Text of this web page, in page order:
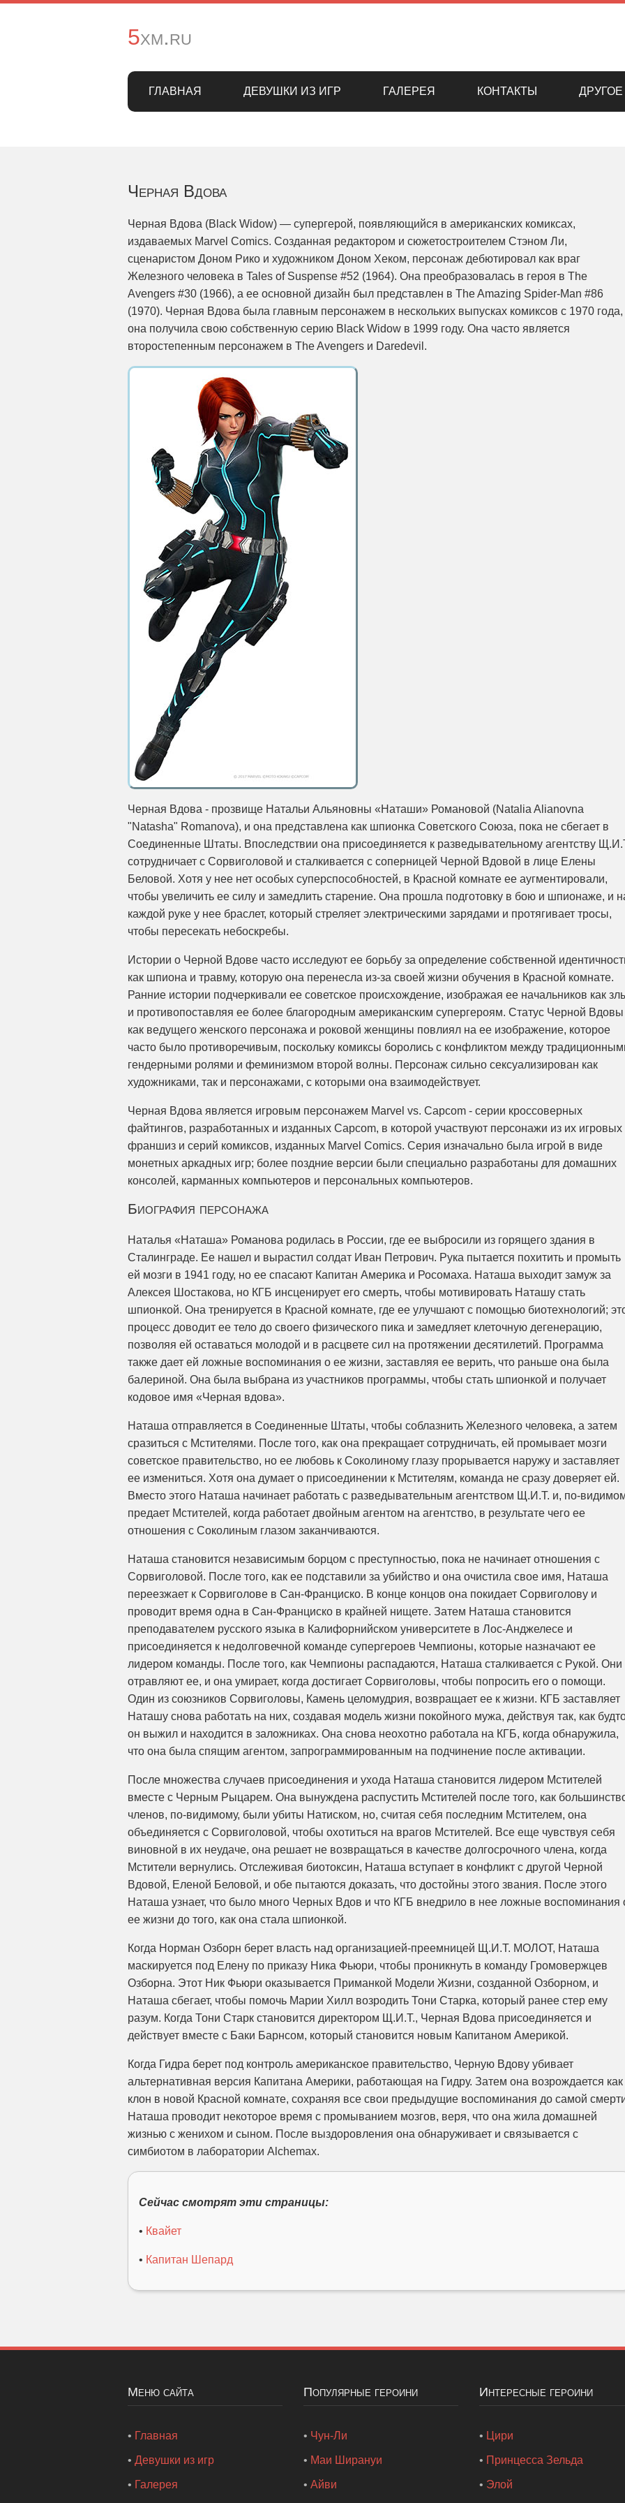
5xm.ru
ГЛАВНАЯ ДЕВУШКИ ИЗ ИГР ГАЛЕРЕЯ КОНТАКТЫ ДРУГОЕ
Черная Вдова
Черная Вдова (Black Widow) — супергерой, появляющийся в американских комиксах,
издаваемых Marvel Comics. Созданная редактором и сюжетостроителем Стэном Ли,
сценаристом Доном Рико и художником Доном Хеком, персонаж дебютировал как враг
Железного человека в Tales of Suspense #52 (1964). Она преобразовалась в героя в The
Avengers #30 (1966), а ее основной дизайн был представлен в The Amazing Spider-Man #86
(1970). Черная Вдова была главным персонажем в нескольких выпусках комиксов с 1970 года,
она получила свою собственную серию Black Widow в 1999 году. Она часто является
второстепенным персонажем в The Avengers и Daredevil.
Черная Вдова - прозвище Натальи Альяновны «Наташи» Романовой (Natalia Alianovna
"Natasha" Romanova), и она представлена ​​как шпионка Советского Союза, пока не сбегает в
Соединенные Штаты. Впоследствии она присоединяется к разведывательному агентству
сотрудничает с Сорвиголовой и сталкивается с соперницей Черной Вдовой в лице Елены
Беловой. Хотя у нее нет особых суперспособностей, в Красной комнате ее аугментировали,
чтобы увеличить ее силу и замедлить старение. Она прошла подготовку в бою и шпионаже, и
каждой руке у нее браслет, который стреляет электрическими зарядами и протягивает тросы,
чтобы пересекать небоскребы.
Истории о Черной Вдове часто исследуют ее борьбу за определение собственной
как шпиона и травму, которую она перенесла из-за своей жизни обучения в Красной комнате.
Ранние истории подчеркивали ее советское происхождение, изображая ее начальников как
и противопоставляя ее более благородным американским супергероям. Статус Черной Вдовы
как ведущего женского персонажа и роковой женщины повлиял на ее изображение, которое
часто было противоречивым, поскольку комиксы боролись с конфликтом между
гендерными ролями и феминизмом второй волны. Персонаж сильно сексуализирован как
художниками, так и персонажами, с которыми она взаимодействует.
Черная Вдова является игровым персонажем Marvel vs. Capcom - серии кроссоверных
файтингов, разработанных и изданных Capcom, в которой участвуют персонажи из их игровых
франшиз и серий комиксов, изданных Marvel Comics. Серия изначально была игрой в виде
монетных аркадных игр; более поздние версии были специально разработаны для домашних
консолей, карманных компьютеров и персональных компьютеров.
Биография персонажа
Наталья «Наташа» Романова родилась в России, где ее выбросили из горящего здания в
Сталинграде. Ее нашел и вырастил солдат Иван Петрович. Рука пытается похитить и промыть
ей мозги в 1941 году, но ее спасают Капитан Америка и Росомаха. Наташа выходит замуж за
Алексея Шостакова, но КГБ инсценирует его смерть, чтобы мотивировать Наташу стать
шпионкой. Она тренируется в Красной комнате, где ее улучшают с помощью биотехнологий;
процесс доводит ее тело до своего физического пика и замедляет клеточную дегенерацию,
позволяя ей оставаться молодой и в расцвете сил на протяжении десятилетий. Программа
также дает ей ложные воспоминания о ее жизни, заставляя ее верить, что раньше она была
балериной. Она была выбрана из участников программы, чтобы стать шпионкой и получает
кодовое имя «Черная вдова».
Наташа отправляется в Соединенные Штаты, чтобы соблазнить Железного человека, а затем
сразиться с Мстителями. После того, как она прекращает сотрудничать, ей промывает мозги
советское правительство, но ее любовь к Соколиному глазу прорывается наружу и заставляет
ее измениться. Хотя она думает о присоединении к Мстителям, команда не сразу доверяет ей.
Вместо этого Наташа начинает работать с разведывательным агентством Щ.И.Т. и, по-
предает Мстителей, когда работает двойным агентом на агентство, в результате чего ее
отношения с Соколиным глазом заканчиваются.
Наташа становится независимым борцом с преступностью, пока не начинает отношения с
Сорвиголовой. После того, как ее подставили за убийство и она очистила свое имя, Наташа
переезжает к Сорвиголове в Сан-Франциско. В конце концов она покидает Сорвиголову и
проводит время одна в Сан-Франциско в крайней нищете. Затем Наташа становится
преподавателем русского языка в Калифорнийском университете в Лос-Анджелесе и
присоединяется к недолговечной команде супергероев Чемпионы, которые назначают ее
лидером команды. После того, как Чемпионы распадаются, Наташа сталкивается с Рукой. Они
отравляют ее, и она умирает, когда достигает Сорвиголовы, чтобы попросить его о помощи.
Один из союзников Сорвиголовы, Камень целомудрия, возвращает ее к жизни. КГБ заставляет
Наташу снова работать на них, создавая модель жизни покойного мужа, действуя так, как
он выжил и находится в заложниках. Она снова неохотно работала на КГБ, когда обнаружила,
что она была спящим агентом, запрограммированным на подчинение после активации.
После множества случаев присоединения и ухода Наташа становится лидером Мстителей
вместе с Черным Рыцарем. Она вынуждена распустить Мстителей после того, как
членов, по-видимому, были убиты Натиском, но, считая себя последним Мстителем, она
объединяется с Сорвиголовой, чтобы охотиться на врагов Мстителей. Все еще чувствуя себя
виновной в их неудаче, она решает не возвращаться в качестве долгосрочного члена, когда
Мстители вернулись. Отслеживая биотоксин, Наташа вступает в конфликт с другой Черной
Вдовой, Еленой Беловой, и обе пытаются доказать, что достойны этого звания. После этого
Наташа узнает, что было много Черных Вдов и что КГБ внедрило в нее ложные воспоминания
ее жизни до того, как она стала шпионкой.
Когда Норман Озборн берет власть над организацией-преемницей Щ.И.Т. МОЛОТ, Наташа
маскируется под Елену по приказу Ника Фьюри, чтобы проникнуть в команду Громовержцев
Озборна. Этот Ник Фьюри оказывается Приманкой Модели Жизни, созданной Озборном, и
Наташа сбегает, чтобы помочь Марии Хилл возродить Тони Старка, который ранее стер ему
разум. Когда Тони Старк становится директором Щ.И.Т., Черная Вдова присоединяется и
действует вместе с Баки Барнсом, который становится новым Капитаном Америкой.
Когда Гидра берет под контроль американское правительство, Черную Вдову убивает
альтернативная версия Капитана Америки, работающая на Гидру. Затем она возрождается как
клон в новой Красной комнате, сохраняя все свои предыдущие воспоминания до самой
Наташа проводит некоторое время с промыванием мозгов, веря, что она жила домашней
жизнью с женихом и сыном. После выздоровления она обнаруживает и связывается с
симбиотом в лаборатории Alchemax.
Сейчас смотрят эти страницы:
• Квайет
• Капитан Шепард
Меню сайта
• Главная
• Девушки из игр
• Галерея
Популярные героини
• Чун-Ли
• Маи Ширануи
• Айви
Интересные героини
• Цири
• Принцесса Зельда
• Элой